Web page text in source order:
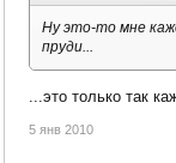
Ну это-то мне
пруди...
...это только так
5 янв 2010